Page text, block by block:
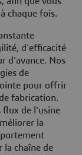
chaque fois.
d'efficacité
d'avance. Nos
de
pour offrir
fabrication.
flux de l'usine
la
la chaîne de